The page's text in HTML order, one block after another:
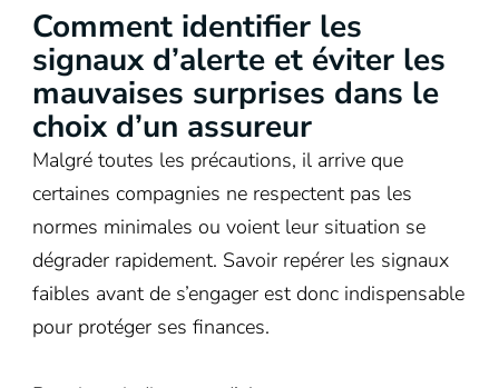
Comment identifier les
signaux d’alerte et éviter les
mauvaises surprises dans le
choix d’un assureur
Malgré toutes les précautions, il arrive que
certaines compagnies ne respectent pas les
normes minimales ou voient leur situation se
dégrader rapidement. Savoir repérer les signaux
faibles avant de s’engager est donc indispensable
pour protéger ses finances.